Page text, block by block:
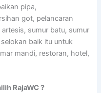
pipa,
got, pelancaran
sumur batu, sumur
baik itu untuk
mandi, restoran, hotel,
RajaWC ?